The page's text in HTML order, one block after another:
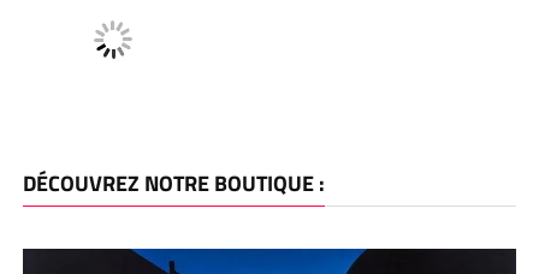
DÉCOUVREZ NOTRE BOUTIQUE :